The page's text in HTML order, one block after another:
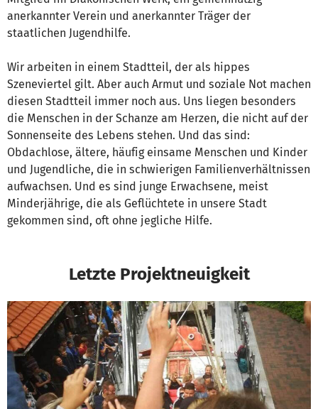
anerkannter Verein und anerkannter Träger der
staatlichen Jugendhilfe.
Wir arbeiten in einem Stadtteil, der als hippes
Szeneviertel gilt. Aber auch Armut und soziale Not machen
diesen Stadtteil immer noch aus. Uns liegen besonders
die Menschen in der Schanze am Herzen, die nicht auf der
Sonnenseite des Lebens stehen. Und das sind:
Obdachlose, ältere, häufig einsame Menschen und Kinder
und Jugendliche, die in schwierigen Familienverhältnissen
aufwachsen. Und es sind junge Erwachsene, meist
Minderjährige, die als Geflüchtete in unsere Stadt
gekommen sind, oft ohne jegliche Hilfe.
Letzte Projektneuigkeit